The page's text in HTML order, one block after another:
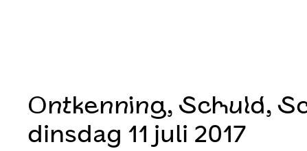
Ontkenning, Schuld,
dinsdag 11 juli 2017